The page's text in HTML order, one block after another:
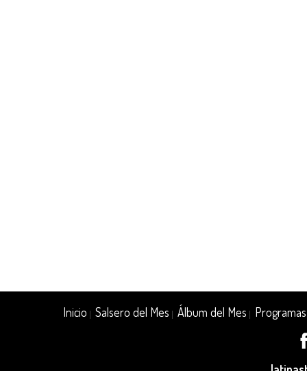
Inicio |Salsero del Mes |Álbum del Mes Programas